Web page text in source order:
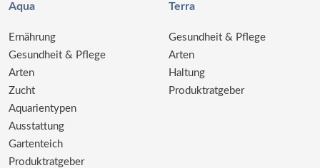
Aqua
Ernährung
Gesundheit & Pflege
Arten
Zucht
Aquarientypen
Ausstattung
Gartenteich
Produktratgeber
Terra
Gesundheit & Pflege
Arten
Haltung
Produktratgeber